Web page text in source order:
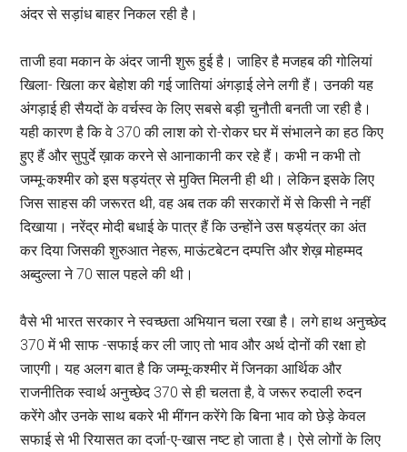
अंदर से सड़ांध बाहर निकल रही है।
ताजी हवा मकान के अंदर जानी शुरू हुई है। जाहिर है मजहब की गोलियां
खिला- खिला कर बेहोश की गई जातियां अंगड़ाई लेने लगी हैं। उनकी यह
अंगड़ाई ही सैयदों के वर्चस्व के लिए सबसे बड़ी चुनौती बनती जा रही है।
यही कारण है कि वे 370 की लाश को रो-रोकर घर में संभालने का हठ किए
हुए हैं और सुपुर्दे ख़ाक करने से आनाकानी कर रहे हैं। कभी न कभी तो
जम्मू-कश्मीर को इस षड्यंत्र से मुक्ति मिलनी ही थी। लेकिन इसके लिए
जिस साहस की जरूरत थी, वह अब तक की सरकारों में से किसी ने नहीं
दिखाया। नरेंद्र मोदी बधाई के पात्र हैं कि उन्होंने उस षड्यंत्र का अंत
कर दिया जिसकी शुरुआत नेहरू, माऊंटबेटन दम्पत्ति और शेख़ मोहम्मद
अब्दुल्ला ने 70 साल पहले की थी।
वैसे भी भारत सरकार ने स्वच्छता अभियान चला रखा है। लगे हाथ अनुच्छेद
370 में भी साफ -सफाई कर ली जाए तो भाव और अर्थ दोनों की रक्षा हो
जाएगी। यह अलग बात है कि जम्मू-कश्मीर में जिनका आर्थिक और
राजनीतिक स्वार्थ अनुच्छेद 370 से ही चलता है, वे जरूर रुदाली रुदन
करेंगे और उनके साथ बकरे भी मींगन करेंगे कि बिना भाव को छेड़े केवल
सफाई से भी रियासत का दर्जा-ए-खास नष्ट हो जाता है। ऐसे लोगों के लिए